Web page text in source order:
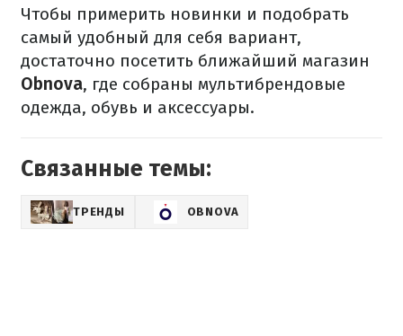
Чтобы примерить новинки и подобрать
самый удобный для себя вариант,
достаточно посетить ближайший магазин
Obnova, где собраны мультибрендовые
одежда, обувь и аксессуары.
Связанные темы:
ТРЕНДЫ OBNOVA